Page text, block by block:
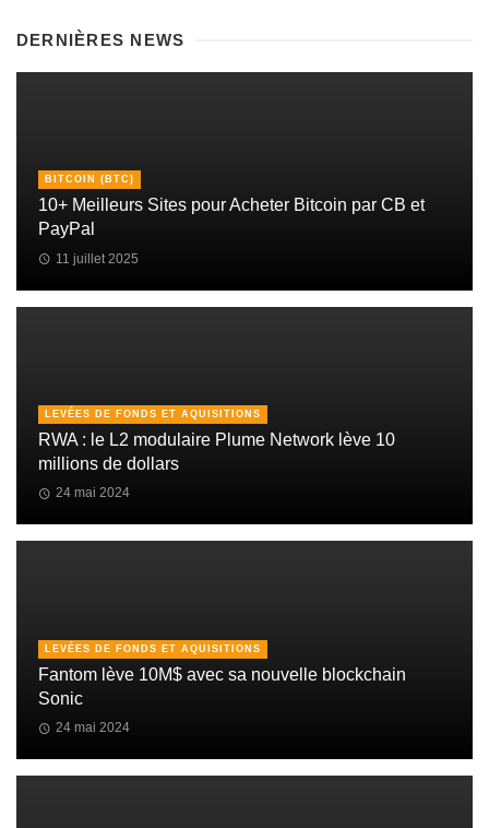
DERNIÈRES NEWS
BITCOIN (BTC)
10+ Meilleurs Sites pour Acheter Bitcoin par CB et
PayPal
11 juillet 2025
LEVÉES DE FONDS ET AQUISITIONS
RWA : le L2 modulaire Plume Network lève 10
millions de dollars
24 mai 2024
LEVÉES DE FONDS ET AQUISITIONS
Fantom lève 10M$ avec sa nouvelle blockchain
Sonic
24 mai 2024